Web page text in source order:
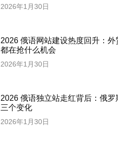
2026年1月30日
2026 俄语网站建设热度回升：
都在抢什么机会
2026年1月30日
2026 俄语独立站走红背后：俄
三个变化
2026年1月30日